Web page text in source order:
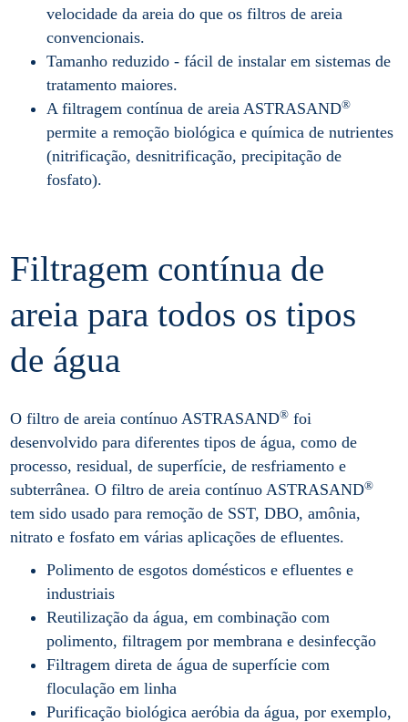
velocidade da areia do que os filtros de areia
convencionais.
Tamanho reduzido - fácil de instalar em sistemas de
tratamento maiores.
A filtragem contínua de areia ASTRASAND®
permite a remoção biológica e química de nutrientes
(nitrificação, desnitrificação, precipitação de
fosfato).
Filtragem contínua de
areia para todos os tipos
de água
O filtro de areia contínuo ASTRASAND® foi
desenvolvido para diferentes tipos de água, como de
processo, residual, de superfície, de resfriamento e
subterrânea. O filtro de areia contínuo ASTRASAND®
tem sido usado para remoção de SST, DBO, amônia,
nitrato e fosfato em várias aplicações de efluentes.
Polimento de esgotos domésticos e efluentes e
industriais
Reutilização da água, em combinação com
polimento, filtragem por membrana e desinfecção
Filtragem direta de água de superfície com
floculação em linha
Purificação biológica aeróbia da água, por exemplo,